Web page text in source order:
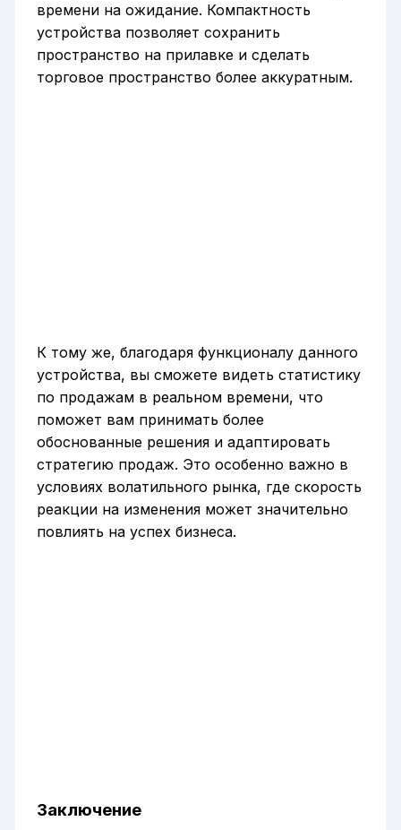
времени на ожидание. Компактность
устройства позволяет сохранить
пространство на прилавке и сделать
торговое пространство более аккуратным.
К тому же, благодаря функционалу данного
устройства, вы сможете видеть статистику
по продажам в реальном времени, что
поможет вам принимать более
обоснованные решения и адаптировать
стратегию продаж. Это особенно важно в
условиях волатильного рынка, где скорость
реакции на изменения может значительно
повлиять на успех бизнеса.
Заключение